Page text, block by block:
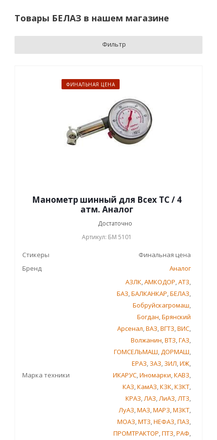
Товары БЕЛАЗ в нашем магазине
Фильтр
ФИНАЛЬНАЯ ЦЕНА
Манометр шинный для Всех ТС / 4
атм. Аналог
Достаточно
Артикул: БМ 5101
Стикеры
Финальная цена
Бренд
Аналог
Марка техники
АЗЛК,АМКОДОР,АТЗ,
БАЗ,БАЛКАНКАР,БЕЛАЗ,
Бобруйскагромаш,
Богдан,Брянский
Арсенал,ВАЗ,ВГТЗ,ВИС,
Волжанин,ВТЗ,ГАЗ,
ГОМСЕЛЬМАШ,ДОРМАШ,
ЕРАЗ, ЗАЗ, ЗИЛ,ИЖ,
ИКАРУС,Иномарки,КАВЗ,
КАЗ,КамАЗ,КЗК,КЗКТ,
КРАЗ,ЛАЗ,ЛиАЗ,ЛТЗ,
ЛуАЗ,МАЗ,МАРЗ,МЗКТ,
МОАЗ,МТЗ,НЕФАЗ,ПАЗ,
ПРОМТРАКТОР,ПТЗ,РАФ,